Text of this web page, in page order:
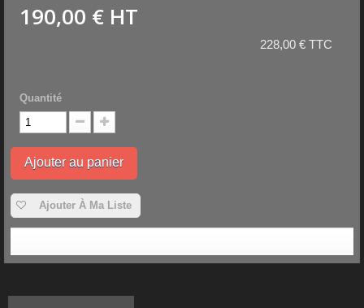
190,00 € HT
228,00 € TTC
Quantité
Ajouter au panier
Ajouter À Ma Liste